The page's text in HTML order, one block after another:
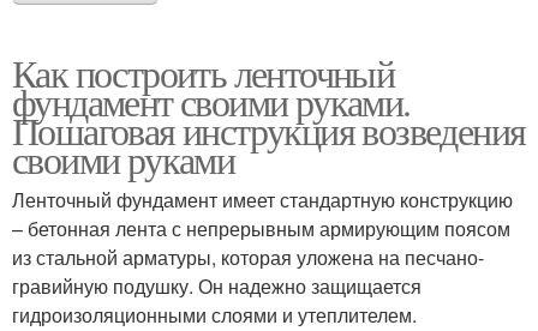
Как построить ленточный
фундамент своими руками.
Пошаговая инструкция возведения
своими руками
Ленточный фундамент имеет стандартную конструкцию
– бетонная лента с непрерывным армирующим поясом
из стальной арматуры, которая уложена на песчано-
гравийную подушку. Он надежно защищается
гидроизоляционными слоями и утеплителем.